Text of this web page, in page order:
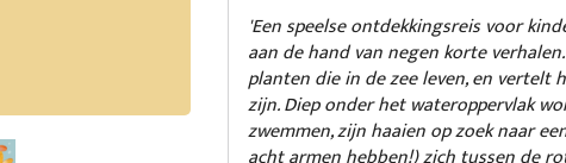
'Een speelse ontdekkingsreis voor
aan de hand van negen korte
planten die in de zee leven, en vertelt
zijn. Diep onder het wateroppervlak
zwemmen, zijn haaien op zoek naar